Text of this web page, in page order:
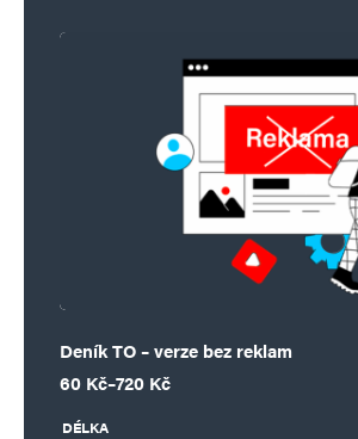
Deník TO – verze bez reklam
60 Kč–720 Kč
Rozpětí cen: 60 Kč až 720 Kč
DÉLKA